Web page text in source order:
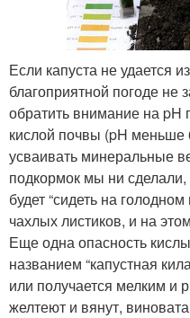
Если капуста не удается
благоприятной погоде не
обратить внимание на pH
кислой почвы (pH меньше
усваивать минеральные
подкормок мы ни сделали,
будет “сидеть на
чахлых листиков, и на
Еще одна опасность
названием “капустная
или получается мелким и
желтеют и вянут,